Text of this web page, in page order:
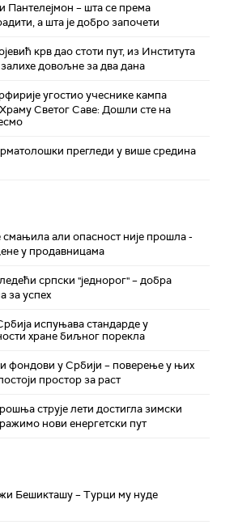
Пантелејмон – шта се према
а шта је добро започети
крв дао стоти пут, из Института
довољне за два дана
угостио учеснике кампа
Храму Светог Саве: Дошли сте на
прегледи у више средина
смањила али опасност није прошла -
у продавницама
српски "једнорог" – добра
за успех
испуњава стандарде у
хране биљног порекла
фондови у Србији – поверење у њих
простор за раст
струје лети достигла зимски
нови енергетски пут
Бешикташу – Турци му нуде